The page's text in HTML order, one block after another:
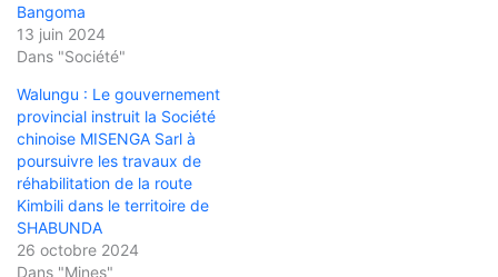
Bangoma
13 juin 2024
Dans "Société"
Walungu : Le gouvernement
provincial instruit la Société
chinoise MISENGA Sarl à
poursuivre les travaux de
réhabilitation de la route
Kimbili dans le territoire de
SHABUNDA
26 octobre 2024
Dans "Mines"